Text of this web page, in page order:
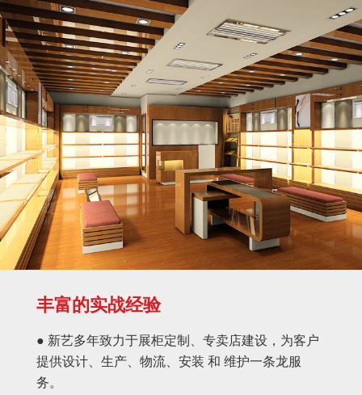
丰富的实战经验
● 新艺多年致力于展柜定制、专卖店建设，为客户
提供设计、生产、物流、安装 和 维护一条龙服
务。